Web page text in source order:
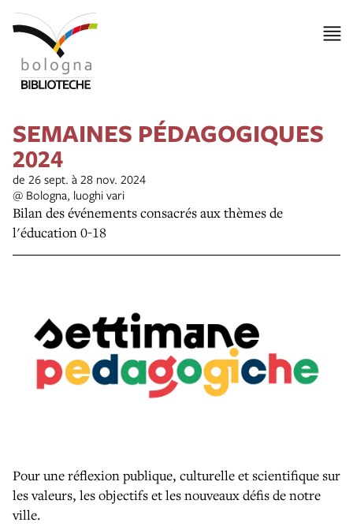
SEMAINES PÉDAGOGIQUES
2024
de 26 sept. à 28 nov. 2024
@ Bologna, luoghi vari
Bilan des événements consacrés aux thèmes de
l'éducation 0-18
Pour une réflexion publique, culturelle et scientifique sur
les valeurs, les objectifs et les nouveaux défis de notre
ville.